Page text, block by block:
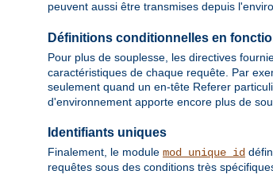
peuvent aussi être transmises depuis
Définitions conditionnelles en
Pour plus de souplesse, les directives
caractéristiques de chaque requête. Par
seulement quand un en-tête Referer
d'environnement apporte encore plus de
Identifiants uniques
Finalement, le module mod_unique_id
requêtes sous des conditions très